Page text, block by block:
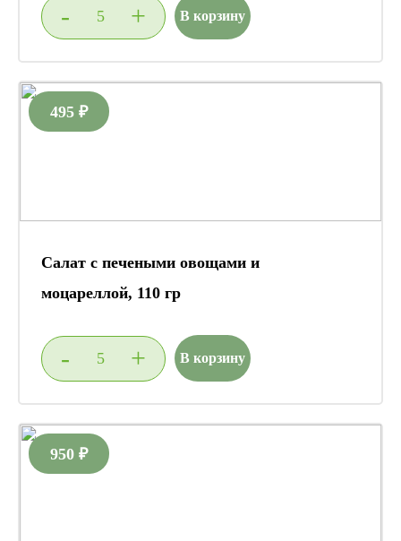
- + В корзину
495 ₽
Салат с печеными овощами и
моцареллой, 110 гр
- + В корзину
950 ₽